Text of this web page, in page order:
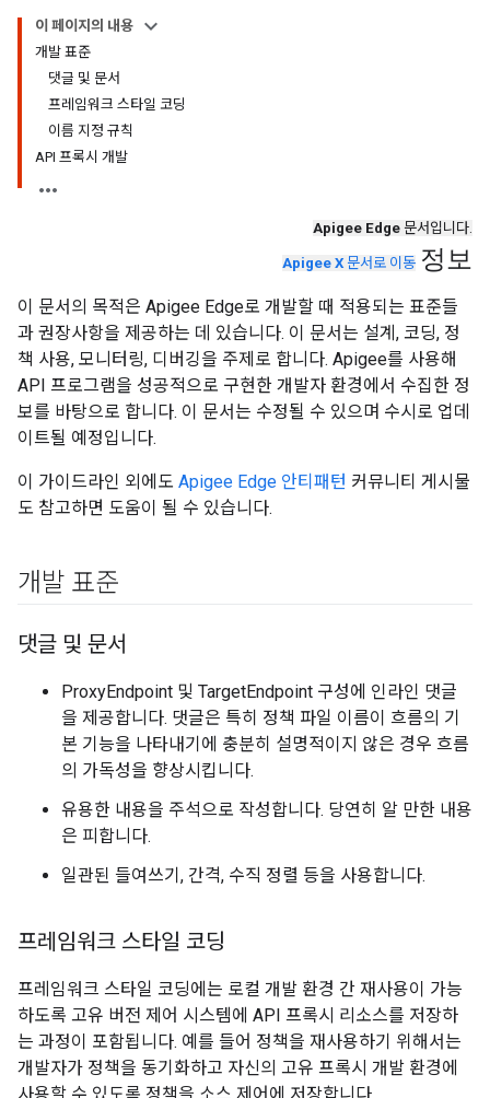
이 페이지의 내용
개발 표준
댓글 및 문서
프레임워크 스타일 코딩
이름 지정 규칙
API 프록시 개발
Apigee Edge 문서입니다.
Apigee X 문서로 이동 정보
이 문서의 목적은 Apigee Edge로 개발할 때 적용되는 표준들
과 권장사항을 제공하는 데 있습니다. 이 문서는 설계, 코딩, 정
책 사용, 모니터링, 디버깅을 주제로 합니다. Apigee를 사용해
API 프로그램을 성공적으로 구현한 개발자 환경에서 수집한 정
보를 바탕으로 합니다. 이 문서는 수정될 수 있으며 수시로 업데
이트될 예정입니다.
이 가이드라인 외에도 Apigee Edge 안티패턴 커뮤니티 게시물
도 참고하면 도움이 될 수 있습니다.
개발 표준
댓글 및 문서
ProxyEndpoint 및 TargetEndpoint 구성에 인라인 댓글
을 제공합니다. 댓글은 특히 정책 파일 이름이 흐름의 기
본 기능을 나타내기에 충분히 설명적이지 않은 경우 흐름
의 가독성을 향상시킵니다.
유용한 내용을 주석으로 작성합니다. 당연히 알 만한 내용
은 피합니다.
일관된 들여쓰기, 간격, 수직 정렬 등을 사용합니다.
프레임워크 스타일 코딩
프레임워크 스타일 코딩에는 로컬 개발 환경 간 재사용이 가능
하도록 고유 버전 제어 시스템에 API 프록시 리소스를 저장하
는 과정이 포함됩니다. 예를 들어 정책을 재사용하기 위해서는
개발자가 정책을 동기화하고 자신의 고유 프록시 개발 환경에